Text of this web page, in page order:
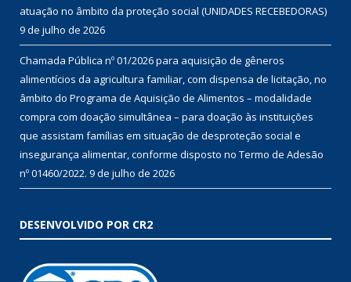
atuação no âmbito da proteção social (UNIDADES RECEBEDORAS)
9 de julho de 2026
Chamada Pública nº 01/2026 para aquisição de gêneros
alimentícios da agricultura familiar, com dispensa de licitação, no
âmbito do Programa de Aquisição de Alimentos – modalidade
compra com doação simultânea – para doação às instituições
que assistam famílias em situação de desproteção social e
insegurança alimentar, conforme disposto no Termo de Adesão
nº 01460/2022. 9 de julho de 2026
DESENVOLVIDO POR CR2